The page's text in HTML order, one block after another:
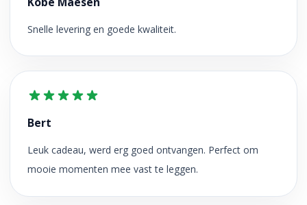
Snelle levering en goede kwaliteit.
Bert
Leuk cadeau, werd erg goed ontvangen. Perfect om
mooie momenten mee vast te leggen.